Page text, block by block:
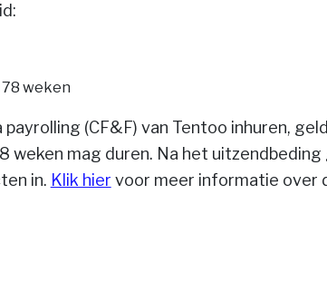
weken
(CF&F) van Tentoo inhuren,
weken mag duren. Na het uitzendbeding
in. Klik hier voor meer informatie over